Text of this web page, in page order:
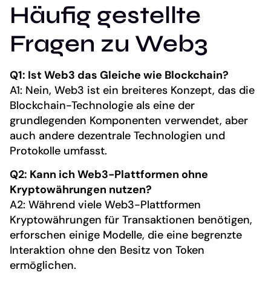
Häufig gestellte
Fragen zu Web3
Q1: Ist Web3 das Gleiche wie Blockchain?
A1: Nein, Web3 ist ein breiteres Konzept, das die
Blockchain-Technologie als eine der
grundlegenden Komponenten verwendet, aber
auch andere dezentrale Technologien und
Protokolle umfasst.
Q2: Kann ich Web3-Plattformen ohne
Kryptowährungen nutzen?
A2: Während viele Web3-Plattformen
Kryptowährungen für Transaktionen benötigen,
erforschen einige Modelle, die eine begrenzte
Interaktion ohne den Besitz von Token
ermöglichen.